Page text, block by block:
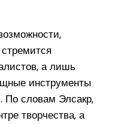
а лишь
инструменты
По словам Элсакр,
творчества, а